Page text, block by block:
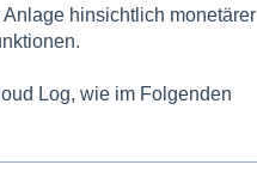
hinsichtlich monetärer
Log, wie im Folgenden